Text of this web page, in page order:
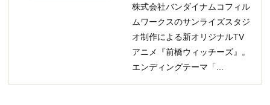
株式会社バンダイナムコフィル
ムワークスのサンライズスタジ
オ制作による新オリジナルTV
アニメ『前橋ウィッチーズ』。
エンディングテーマ「...